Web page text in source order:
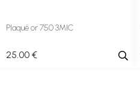
Plaqué or 750 3MIC
25.00 €